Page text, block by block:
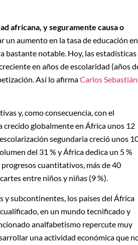
africana, y seguramente causa o
un aumento en la tasa de educación en
bastante notable. Hoy, las estadísticas
en años de escolaridad (años
Así lo afirmaCarlos Sebastián
y, como consecuencia, con el
crecido globalmente en África unos 12
segundaria creció unos
del 31 % y África dedica un 5 %
progresos cuantitativos, más de 40
entre niños y niñas (9 %).
y subcontinentes, los países del África
en un mundo tecnificado y
analfabetismo repercute muy
una actividad económica que